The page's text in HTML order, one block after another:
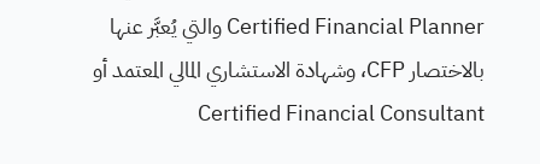
Certified Financial Planner والتي يُعبَّر عنها
بالاختصار CFP، وشهادة الاستشاري المالي المعتمد أو
Certified Financial Consultant